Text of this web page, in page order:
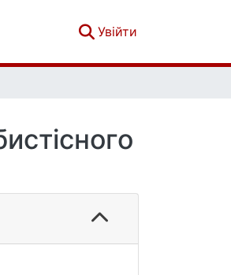
Увійти